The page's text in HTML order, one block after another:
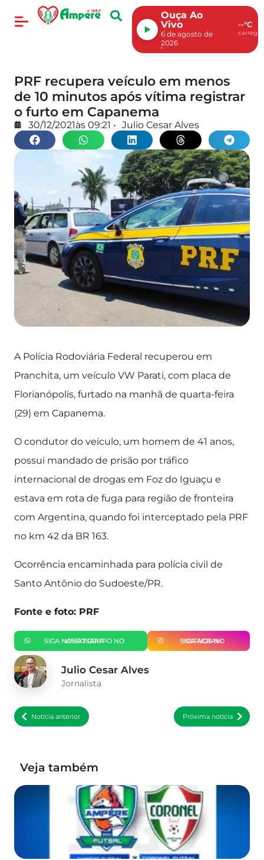
Ouça Ao
Vivo
6 de agosto de
2026
--°C
PRF recupera veículo em menos
de 10 minutos após vítima registrar
o furto em Capanema
30/12/2021às 09:21 • Julio Cesar Alves
A Polícia Rodoviária Federal recuperou em
Pranchita, um veículo VW Parati, com placa de
Florianópolis, furtado na manhã de quarta-feira
(29) em Capanema.
O condutor do veículo, um homem de 41 anos,
possui mandado de prisão por tráfico
internacional de drogas em Foz do Iguaçu e
estava em rota de fuga para região de fronteira
com Argentina, quando foi interceptado pela PRF
no km 42 da BR 163.
Ocorrência encaminhada para polícia civil de
Santo Antônio do Sudoeste/PR.
Fonte e foto: PRF
SIGA NOSSO GRUPO NO WHATSAPP SIGA-NOS NO INSTAGRAM
Julio Cesar Alves
Jornalista
Notícia anterior Próxima notícia
Veja também